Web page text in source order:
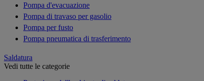
Pompa d'evacuazione
Pompa di travaso per gasolio
Pompa per fusto
Pompa pneumatica di trasferimento
Saldatura
Vedi tutte le categorie